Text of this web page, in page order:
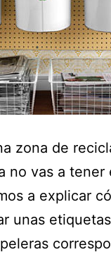
zona de
no vas a tener
a explicar
unas